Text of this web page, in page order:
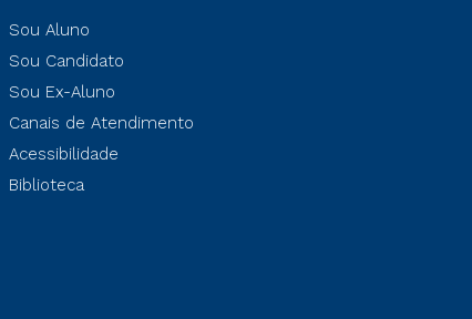
Sou Aluno
Sou Candidato
Sou Ex-Aluno
Canais de Atendimento
Acessibilidade
Biblioteca